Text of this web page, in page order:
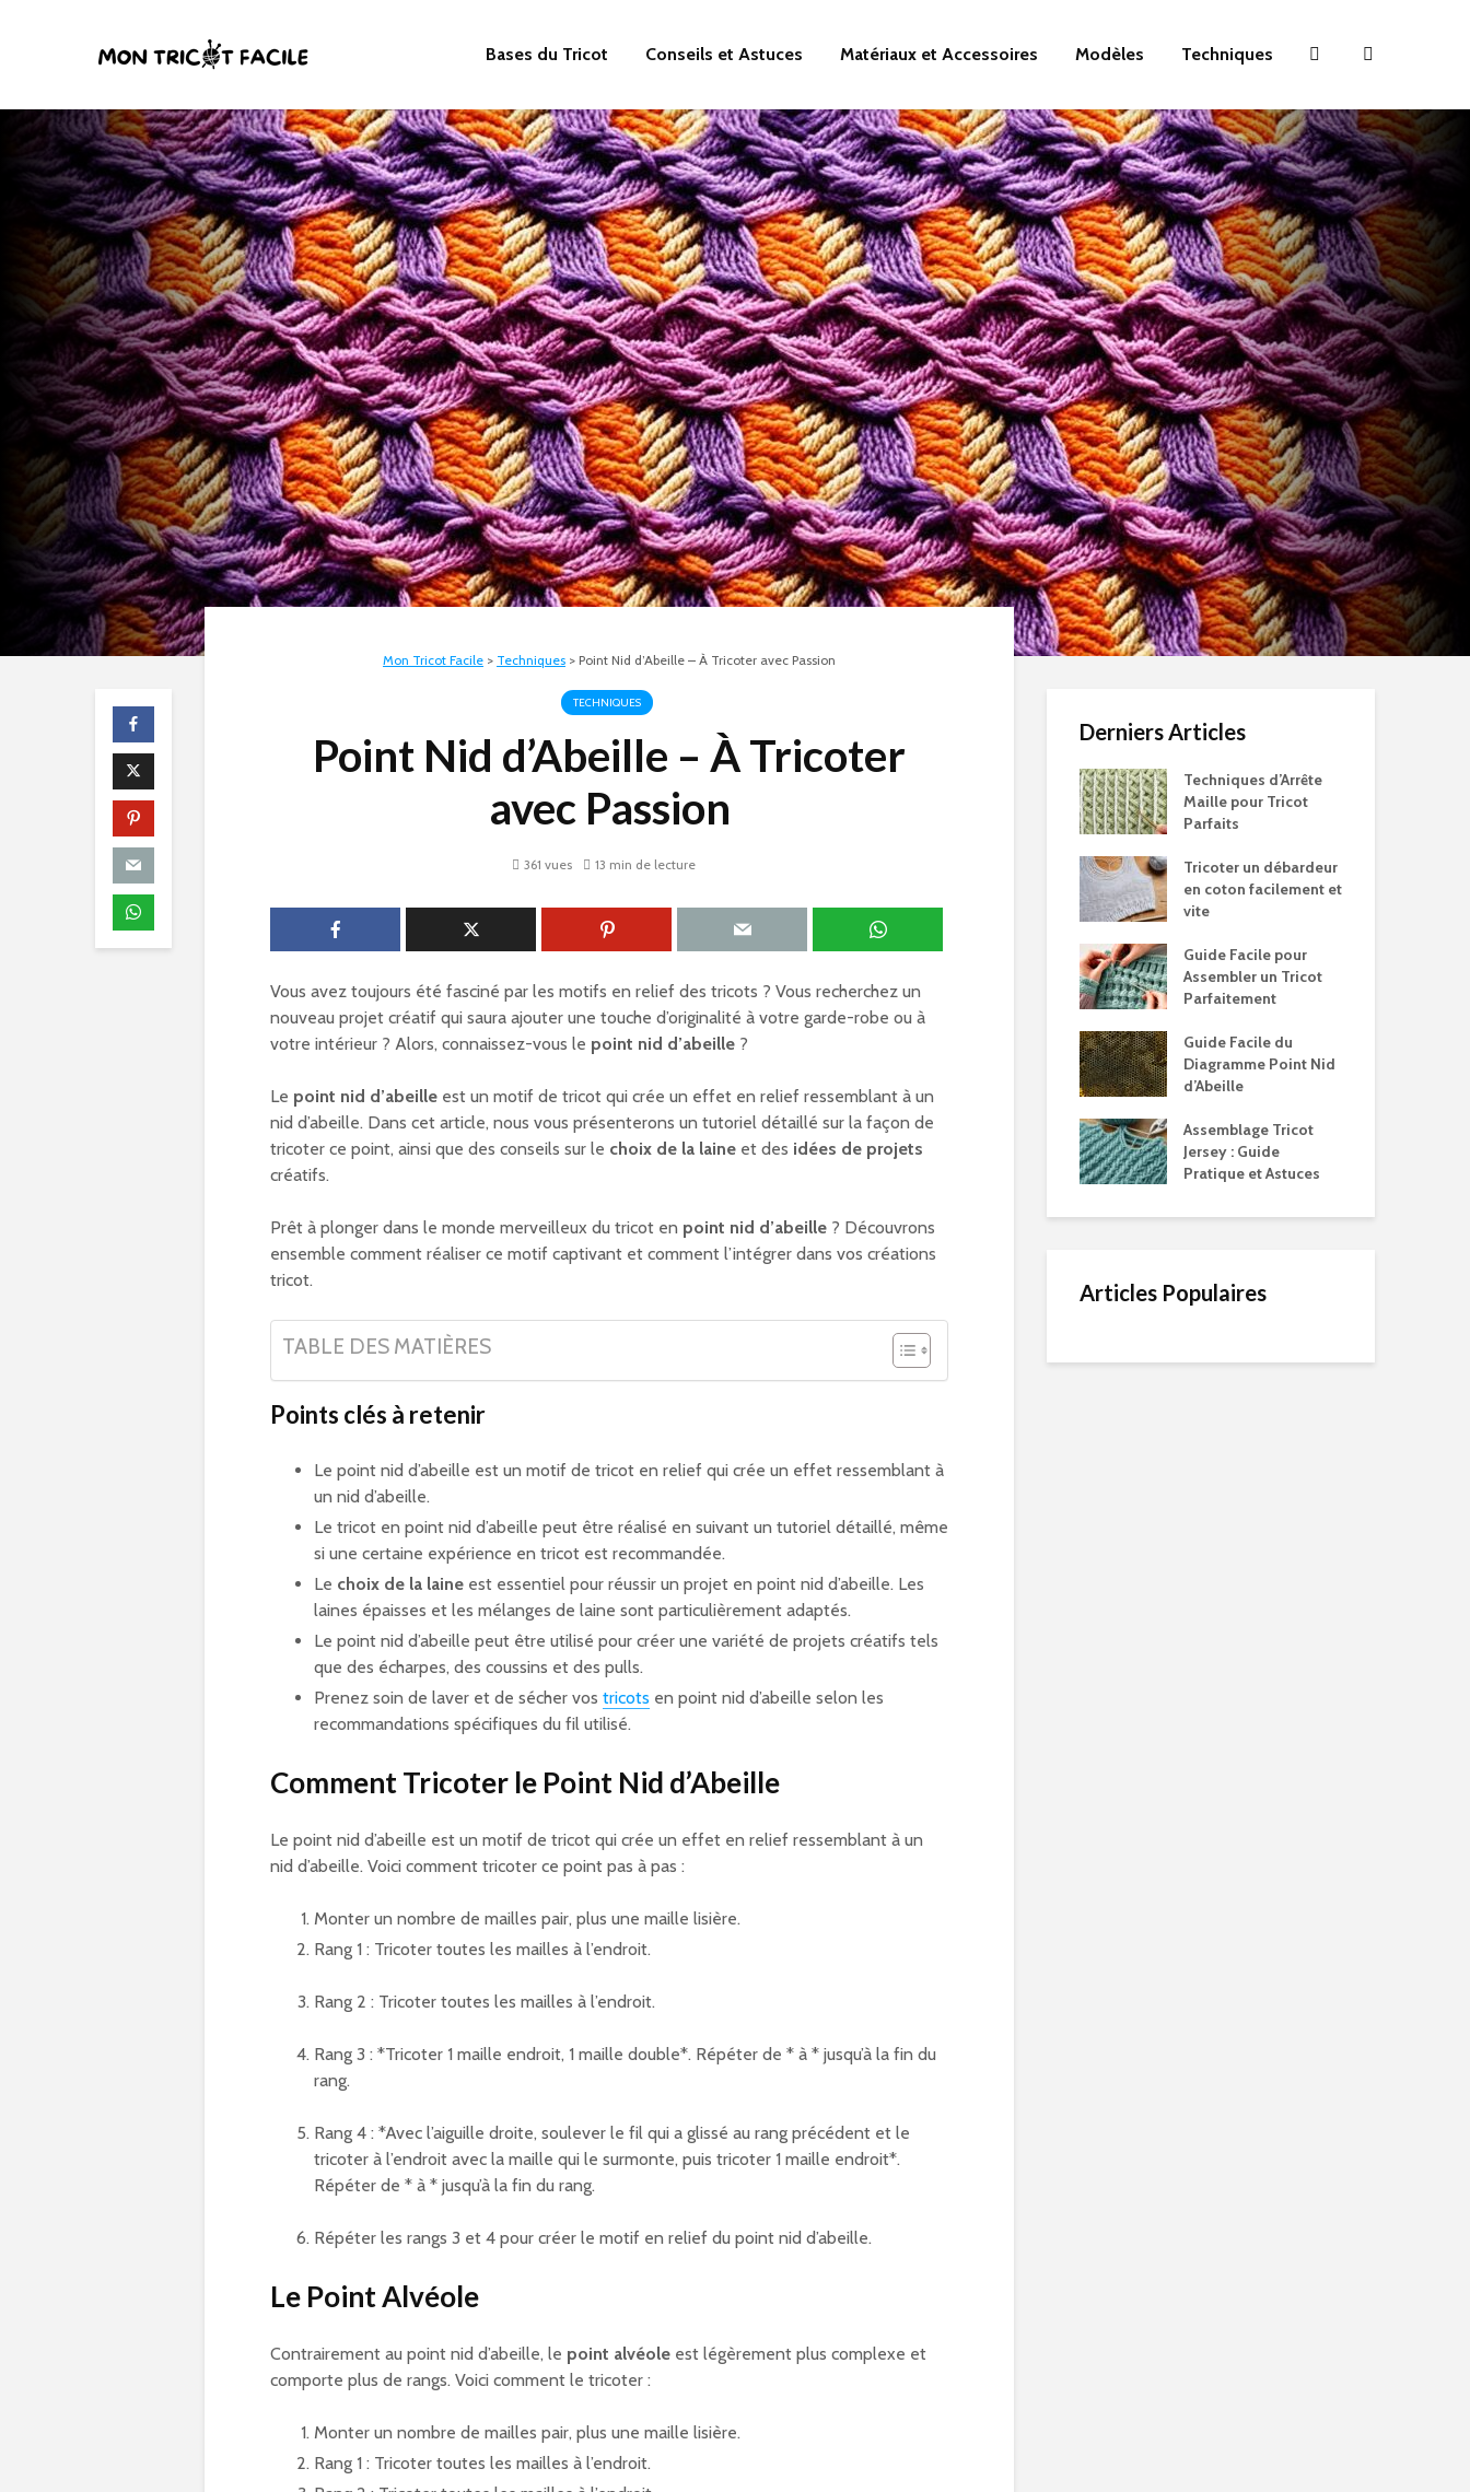
Bases du Tricot Conseils et Astuces Matériaux et Accessoires Modèles Techniques
Mon Tricot Facile > Techniques > Point Nid d’Abeille – À Tricoter avec Passion
TECHNIQUES
Point Nid d’Abeille – À Tricoter
avec Passion
361 vues 13 min de lecture
Vous avez toujours été fasciné par les motifs en relief des tricots ? Vous recherchez un
nouveau projet créatif qui saura ajouter une touche d’originalité à votre garde-robe ou à
votre intérieur ? Alors, connaissez-vous le point nid d’abeille ?
Le point nid d’abeille est un motif de tricot qui crée un effet en relief ressemblant à un
nid d’abeille. Dans cet article, nous vous présenterons un tutoriel détaillé sur la façon de
tricoter ce point, ainsi que des conseils sur le choix de la laine et des idées de projets
créatifs.
Prêt à plonger dans le monde merveilleux du tricot en point nid d’abeille ? Découvrons
ensemble comment réaliser ce motif captivant et comment l’intégrer dans vos créations
tricot.
TABLE DES MATIÈRES
Points clés à retenir
Le point nid d’abeille est un motif de tricot en relief qui crée un effet ressemblant à
un nid d’abeille.
Le tricot en point nid d’abeille peut être réalisé en suivant un tutoriel détaillé, même
si une certaine expérience en tricot est recommandée.
Le choix de la laine est essentiel pour réussir un projet en point nid d’abeille. Les
laines épaisses et les mélanges de laine sont particulièrement adaptés.
Le point nid d’abeille peut être utilisé pour créer une variété de projets créatifs tels
que des écharpes, des coussins et des pulls.
Prenez soin de laver et de sécher vos tricots en point nid d’abeille selon les
recommandations spécifiques du fil utilisé.
Comment Tricoter le Point Nid d’Abeille
Le point nid d’abeille est un motif de tricot qui crée un effet en relief ressemblant à un
nid d’abeille. Voici comment tricoter ce point pas à pas :
Monter un nombre de mailles pair, plus une maille lisière.
Rang 1 : Tricoter toutes les mailles à l’endroit.
Rang 2 : Tricoter toutes les mailles à l’endroit.
Rang 3 : *Tricoter 1 maille endroit, 1 maille double*. Répéter de * à * jusqu’à la fin du
rang.
Rang 4 : *Avec l’aiguille droite, soulever le fil qui a glissé au rang précédent et le
tricoter à l’endroit avec la maille qui le surmonte, puis tricoter 1 maille endroit*.
Répéter de * à * jusqu’à la fin du rang.
Répéter les rangs 3 et 4 pour créer le motif en relief du point nid d’abeille.
Le Point Alvéole
Contrairement au point nid d’abeille, le point alvéole est légèrement plus complexe et
comporte plus de rangs. Voici comment le tricoter :
Monter un nombre de mailles pair, plus une maille lisière.
Rang 1 : Tricoter toutes les mailles à l’endroit.
Derniers Articles
Techniques d’Arrête
Maille pour Tricot
Parfaits
Tricoter un débardeur
en coton facilement et
vite
Guide Facile pour
Assembler un Tricot
Parfaitement
Guide Facile du
Diagramme Point Nid
d’Abeille
Assemblage Tricot
Jersey : Guide
Pratique et Astuces
Articles Populaires